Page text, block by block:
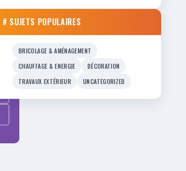
# SUJETS POPULAIRES
BRICOLAGE & AMÉNAGEMENT
CHAUFFAGE & ENERGIE
DÉCORATION
TRAVAUX EXTÉRIEUR
UNCATEGORIZED